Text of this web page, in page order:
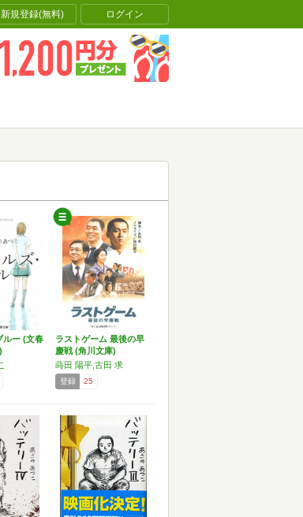
新規登録(無料) ログイン
ルー (文春
ラストゲーム 最後の早
慶戦 (角川文庫)
蒔田 陽平,古田 求
登録 25